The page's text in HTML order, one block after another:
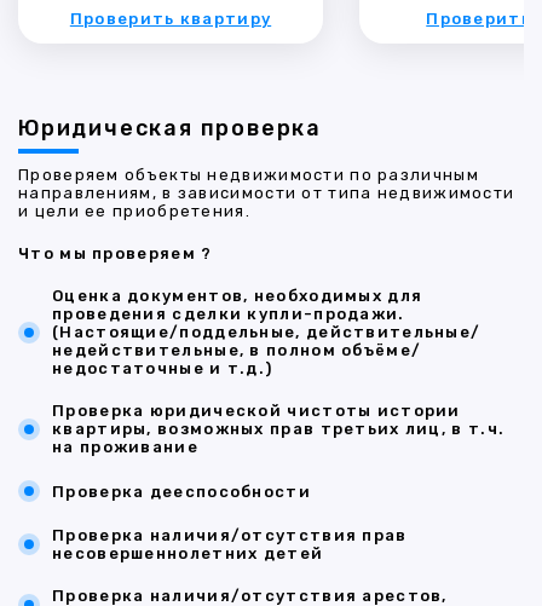
Проверить квартиру Проверить
Юридическая проверка
Проверяем объекты недвижимости по различным
направлениям, в зависимости от типа недвижимости
и цели ее приобретения.
Что мы проверяем ?
Оценка документов, необходимых для
проведения сделки купли-продажи.
(Настоящие/поддельные, действительные/
недействительные, в полном объёме/
недостаточные и т.д.)
Проверка юридической чистоты истории
квартиры, возможных прав третьих лиц, в т.ч.
на проживание
Проверка дееспособности
Проверка наличия/отсутствия прав
несовершеннолетних детей
Проверка наличия/отсутствия арестов,